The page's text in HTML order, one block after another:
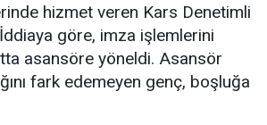
hizmet veren Kars Denetimli
göre, imza işlemlerini
asansöre yöneldi. Asansör
fark edemeyen genç, boşluğa